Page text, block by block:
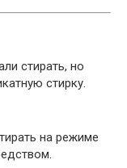
стирать, но
стирку.
на режиме